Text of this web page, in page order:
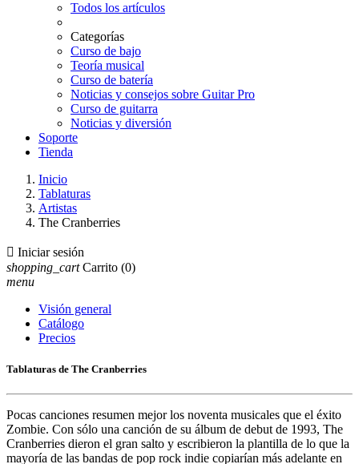
Todos los artículos
Categorías
Curso de bajo
Teoría musical
Curso de batería
Noticias y consejos sobre Guitar Pro
Curso de guitarra
Noticias y diversión
Soporte
Tienda
Inicio
Tablaturas
Artistas
The Cranberries
 Iniciar sesión
shopping_cart Carrito (0)
menu
Visión general
Catálogo
Precios
Tablaturas de The Cranberries
Pocas canciones resumen mejor los noventa musicales que el éxito
Zombie. Con sólo una canción de su álbum de debut de 1993, The
Cranberries dieron el gran salto y escribieron la plantilla de lo que la
mayoría de las bandas de pop rock indie copiarían más adelante en